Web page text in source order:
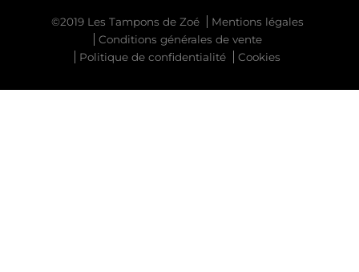
©2019 Les Tampons de Zoé
Mentions légales
Conditions générales de vente
Politique de confidentialité
Cookies